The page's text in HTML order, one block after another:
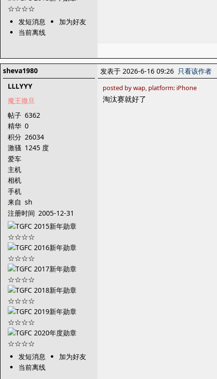
发短消息
加为好友
当前离线
sheva1980
LLLYYY
魔王撒旦
帖子 6362
精华 0
积分 26034
激骚 1245 度
爱车
主机
相机
手机
来自 sh
注册时间 2005-12-31
发短消息
加为好友
当前离线
发表于 2026-6-16 09:26 只看该作者
posted by wap, platform: iPhone
淘汰赛就好了